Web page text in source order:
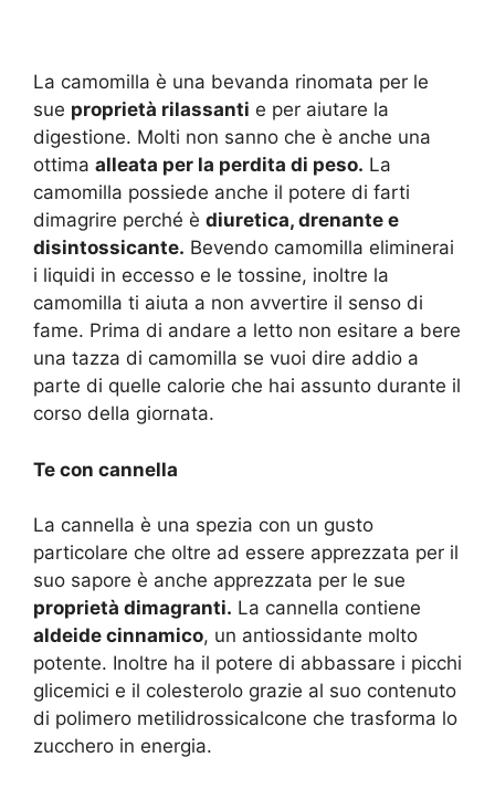
La camomilla è una bevanda rinomata per le
sue proprietà rilassanti e per aiutare la
digestione. Molti non sanno che è anche una
ottima alleata per la perdita di peso. La
camomilla possiede anche il potere di farti
dimagrire perché è diuretica, drenante e
disintossicante. Bevendo camomilla eliminerai
i liquidi in eccesso e le tossine, inoltre la
camomilla ti aiuta a non avvertire il senso di
fame. Prima di andare a letto non esitare a bere
una tazza di camomilla se vuoi dire addio a
parte di quelle calorie che hai assunto durante il
corso della giornata.
Te con cannella
La cannella è una spezia con un gusto
particolare che oltre ad essere apprezzata per il
suo sapore è anche apprezzata per le sue
proprietà dimagranti. La cannella contiene
aldeide cinnamico, un antiossidante molto
potente. Inoltre ha il potere di abbassare i picchi
glicemici e il colesterolo grazie al suo contenuto
di polimero metilidrossicalcone che trasforma lo
zucchero in energia.